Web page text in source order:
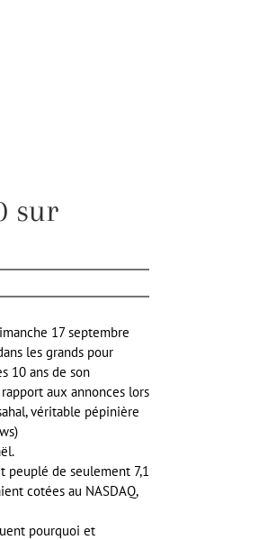
sur
17 septembre
les grands pour
10 ans de son
aux annonces lors
véritable pépinière
peuplé de seulement 7,1
cotées au NASDAQ,
pourquoi et